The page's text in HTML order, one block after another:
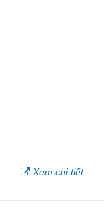
Xem chi tiết